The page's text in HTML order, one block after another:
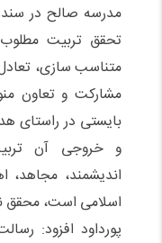
مدرسه صالح در
تحقق تربیت
متناسب سازی،
مشارکت و تعاون
بایستی در راستای
و خروجی آن
اندیشمند،
اسلامی است، محقق
پورداود افزود: